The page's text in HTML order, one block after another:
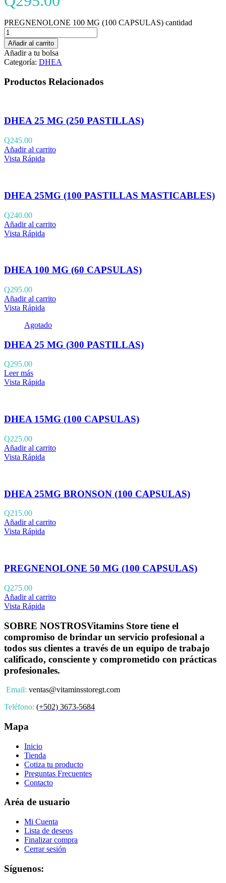
PREGNENOLONE 100 MG (100 CAPSULAS) cantidad
Añadir al carrito
Añadir a tu bolsa
Categoría: DHEA
Productos Relacionados
DHEA 25 MG (250 PASTILLAS)
Q245.00
Añadir al carrito
Vista Rápida
DHEA 25MG (100 PASTILLAS MASTICABLES)
Q240.00
Añadir al carrito
Vista Rápida
DHEA 100 MG (60 CAPSULAS)
Q295.00
Añadir al carrito
Vista Rápida
Agotado
DHEA 25 MG (300 PASTILLAS)
Q295.00
Leer más
Vista Rápida
DHEA 15MG (100 CAPSULAS)
Q225.00
Añadir al carrito
Vista Rápida
DHEA 25MG BRONSON (100 CAPSULAS)
Q215.00
Añadir al carrito
Vista Rápida
PREGNENOLONE 50 MG (100 CAPSULAS)
Q275.00
Añadir al carrito
Vista Rápida
SOBRE NOSTROSVitamins Store tiene el
compromiso de brindar un servicio profesional a
todos sus clientes a través de un equipo de trabajo
calificado, consciente y comprometido con prácticas
profesionales.
Email: ventas@vitaminsstoregt.com
Teléfono: (+502) 3673-5684
Mapa
Inicio
Tienda
Cotiza tu producto
Preguntas Frecuentes
Contacto
Aréa de usuario
Mi Cuenta
Lista de deseos
Finalizar compra
Cerrar sesión
Síguenos: